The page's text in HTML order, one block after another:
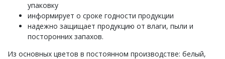
упаковку
информирует о сроке годности продукции
надежно защищает продукцию от влаги, пыли и
посторонних запахов.
Из основных цветов в постоянном производстве: белый,